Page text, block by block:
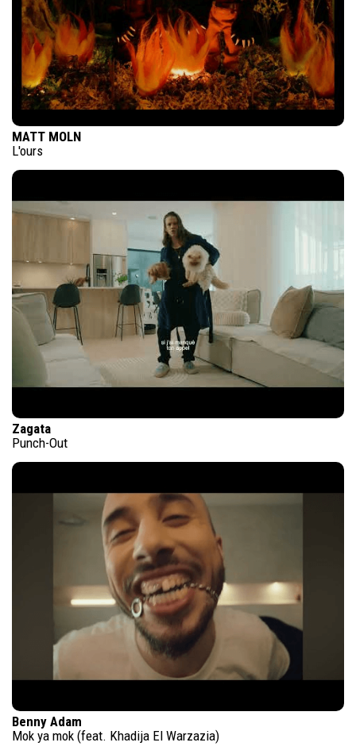
MATT MOLN
L'ours
Zagata
Punch-Out
Benny Adam
Mok ya mok (feat. Khadija El Warzazia)